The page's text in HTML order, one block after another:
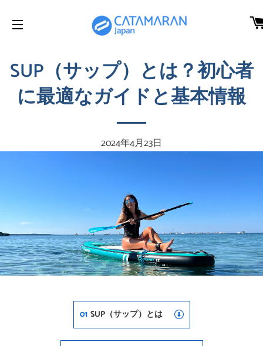
SUP（サップ）とは？初心者
に最適なガイドと基本情報
2024年4月23日
01 SUP（サップ）とは